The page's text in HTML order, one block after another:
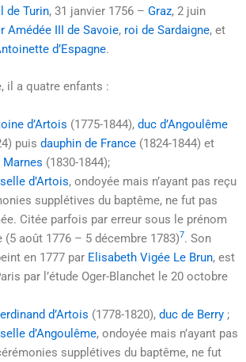
de Turin, 31 janvier 1756 – Graz, 2 juin
Amédée III de Savoie, roi de Sardaigne, et
d’Espagne.
il a quatre enfants :
d’Artois (1775-1844), duc d’Angoulême
puis dauphin de France(1824-1844) et
(1830-1844);
d’Artois, ondoyée mais n’ayant pas reçu
supplétives du baptême, ne fut pas
Citée parfois par erreur sous le prénom
(5 août 1776– 5 décembre 1783)7. Son
en 1777 par Elisabeth Vigée Le Brun, est
par l’étude Oger-Blanchet le 20 octobre
d’Artois (1778-1820), duc de Berry;
d’Angoulême, ondoyée mais n’ayant pas
supplétives du baptême, ne fut